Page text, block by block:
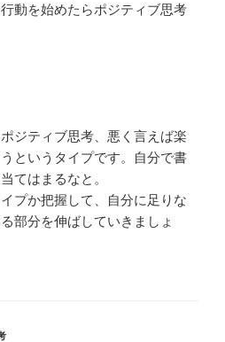
動を始めたらポジティブ思考
ジティブ思考、悪く言えば楽
というタイプです。自分で書
てはまるなと。
プか把握して、自分に足りな
部分を伸ばしていきましょ